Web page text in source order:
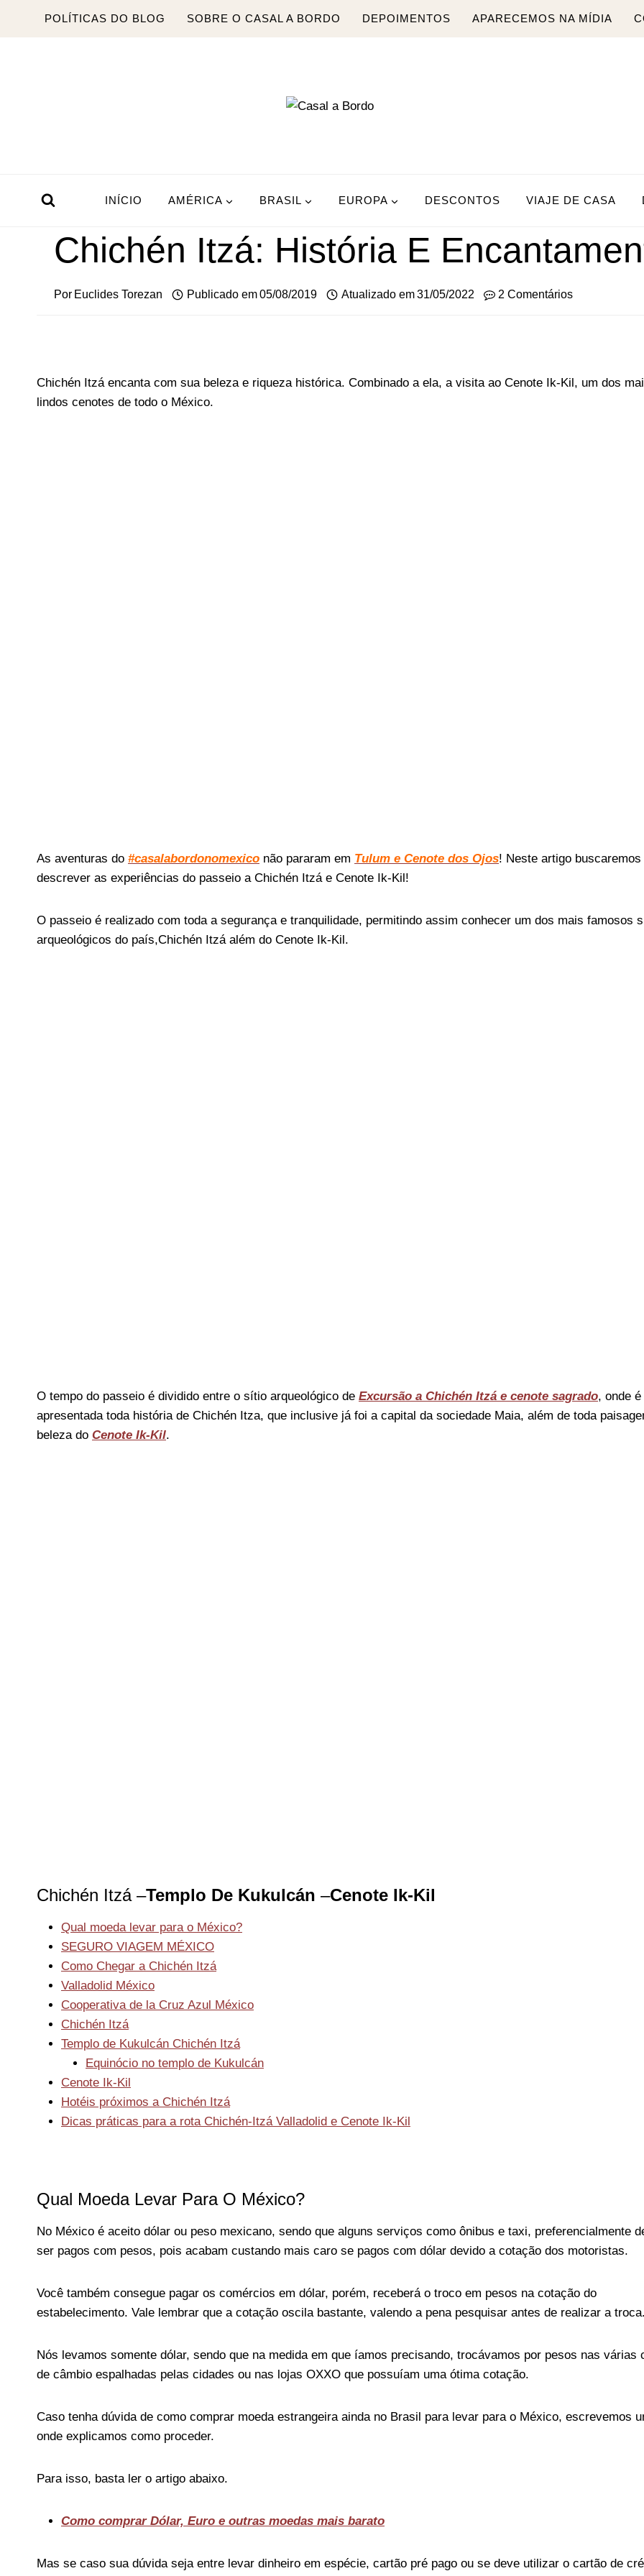
POLÍTICAS DO BLOG SOBRE O CASAL A BORDO DEPOIMENTOS APARECEMOS NA MÍDIA
INÍCIO AMÉRICA BRASIL EUROPA DESCONTOS VIAJE DE CASA
Chichén Itzá: História E
Por Euclides Torezan Publicado em05/08/2019 Atualizado em 31/05/2022 2 Comentários
Chichén Itzá encanta com sua beleza e riqueza histórica. Combinado a ela, a visita ao Cenote Ik-Kil, um dos
lindos cenotes de todo o México.
As aventuras do #casalabordonomexico não pararam em Tulum e Cenote dos Ojos! Neste artigo buscaremos
descrever as experiências do passeio a Chichén Itzá e Cenote Ik-Kil!
O passeio é realizado com toda a segurança e tranquilidade, permitindo assim conhecer um dos mais famosos
arqueológicos do país,Chichén Itzá além do Cenote Ik-Kil.
O tempo do passeio é dividido entre o sítio arqueológico de Excursão a Chichén Itzá e cenote sagrado, onde é
apresentada toda história de Chichén Itza, que inclusive já foi a capital da sociedade Maia, além de toda
beleza do Cenote Ik-Kil.
Chichén Itzá –Templo De Kukulcán –Cenote Ik-Kil
Qual moeda levar para o México?
SEGURO VIAGEM MÉXICO
Como Chegar a Chichén Itzá
Valladolid México
Cooperativa de la Cruz Azul México
Chichén Itzá
Templo de Kukulcán Chichén Itzá
Equinócio no templo de Kukulcán
Cenote Ik-Kil
Hotéis próximos a Chichén Itzá
Dicas práticas para a rota Chichén-Itzá Valladolid e Cenote Ik-Kil
Qual Moeda Levar Para O México?
No México é aceito dólar ou peso mexicano, sendo que alguns serviços como ônibus e taxi, preferencialmente
ser pagos com pesos, pois acabam custando mais caro se pagos com dólar devido a cotação dos motoristas.
Você também consegue pagar os comércios em dólar, porém, receberá o troco em pesos na cotação do
estabelecimento. Vale lembrar que a cotação oscila bastante, valendo a pena pesquisar antes de realizar a
Nós levamos somente dólar, sendo que na medida em que íamos precisando, trocávamos por pesos nas várias
de câmbio espalhadas pelas cidades ou nas lojas OXXO que possuíam uma ótima cotação.
Caso tenha dúvida de como comprar moeda estrangeira ainda no Brasil para levar para o México, escrevemos
onde explicamos como proceder.
Para isso, basta ler o artigo abaixo.
Como comprar Dólar, Euro e outras moedas mais barato
Mas se caso sua dúvida seja entre levar dinheiro em espécie, cartão pré pago ou se deve utilizar o cartão de